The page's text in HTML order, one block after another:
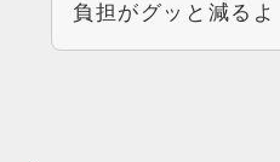
負担がグッと減るよ